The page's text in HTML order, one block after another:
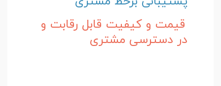
قیمت و کیفیت قابل رقابت و
در دسترسی مشتری